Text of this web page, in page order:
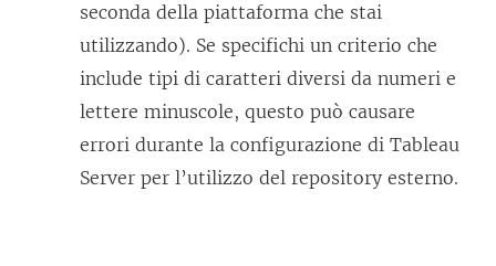
seconda della piattaforma che stai
utilizzando). Se specifichi un criterio che
include tipi di caratteri diversi da numeri e
lettere minuscole, questo può causare
errori durante la configurazione di Tableau
Server per l’utilizzo del repository esterno.